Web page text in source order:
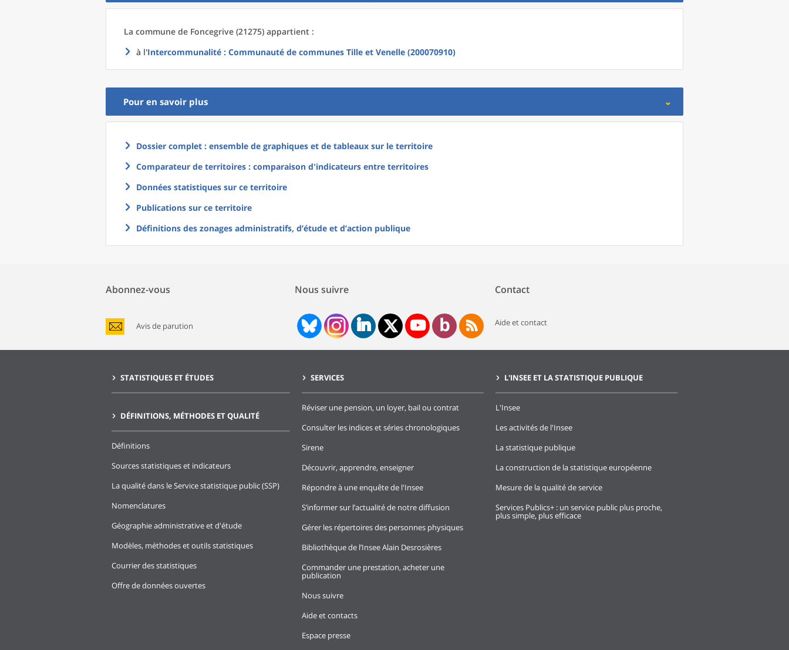
La commune de Foncegrive (21275) appartient :
à l'Intercommunalité : Communauté de communes Tille et Venelle (200070910)
Pour en savoir plus
Dossier complet : ensemble de graphiques et de tableaux sur le territoire
Comparateur de territoires : comparaison d'indicateurs entre territoires
Données statistiques sur ce territoire
Publications sur ce territoire
Définitions des zonages administratifs, d’étude et d’action publique
Abonnez-vous
Avis de parution
Nous suivre Contact
Aide et contact
STATISTIQUES ET ÉTUDES
DÉFINITIONS, MÉTHODES ET QUALITÉ
Définitions
Sources statistiques et indicateurs
La qualité dans le Service statistique public (SSP)
Nomenclatures
Géographie administrative et d'étude
Modèles, méthodes et outils statistiques
Courrier des statistiques
Offre de données ouvertes
SERVICES
Réviser une pension, un loyer, bail ou contrat
Consulter les indices et séries chronologiques
Sirene
Découvrir, apprendre, enseigner
Répondre à une enquête de l'Insee
S’informer sur l’actualité de notre diffusion
Gérer les répertoires des personnes physiques
Bibliothèque de l’Insee Alain Desrosières
Commander une prestation, acheter une
publication
Nous suivre
Aide et contacts
Espace presse
L'INSEE ET LA STATISTIQUE PUBLIQUE
L'Insee
Les activités de l'Insee
La statistique publique
La construction de la statistique européenne
Mesure de la qualité de service
Services Publics+ : un service public plus proche,
plus simple, plus efficace